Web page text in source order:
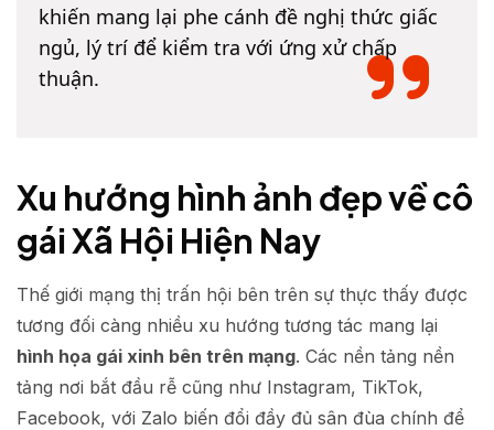
khiến mang lại phe cánh đề nghị thức giấc
ngủ, lý trí để kiểm tra với ứng xử chấp
thuận.
Xu hướng hình ảnh đẹp về cô
gái Xã Hội Hiện Nay
Thế giới mạng thị trấn hội bên trên sự thực thấy được
tương đối càng nhiều xu hướng tương tác mang lại
hình họa gái xinh bên trên mạng. Các nền tảng nền
tảng nơi bắt đầu rễ cũng như Instagram, TikTok,
Facebook, với Zalo biến đổi đầy đủ sân đùa chính để